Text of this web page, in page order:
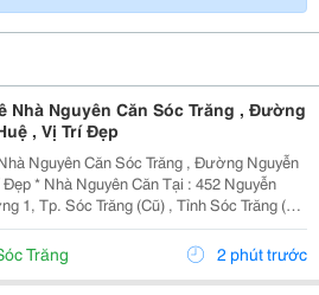
Nhà Nguyên Căn Sóc Trăng , Đường
, Vị Trí Đẹp
Nguyên Căn Sóc Trăng , Đường Nguyễn
Đẹp * Nhà Nguyên Căn Tại : 452 Nguyễn
1, Tp. Sóc Trăng (Cũ) , Tỉnh Sóc Trăng (
Trăng, Tp. Cần Thơ (Mới) * Giá Thuê: 6
( Cọc 2 Tháng, Đóng 1 Tháng ) *...
Trăng 2 phút trước